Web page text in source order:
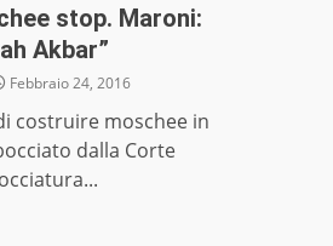
stop. Maroni:
Akbar”
Febbraio 24, 2016
costruire moschee in
dalla Corte